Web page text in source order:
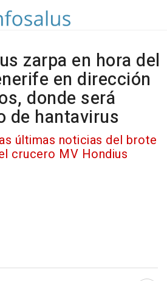
zarpa en hora del
en dirección
donde será
de hantavirus
últimas noticias del brote
crucero MV Hondius